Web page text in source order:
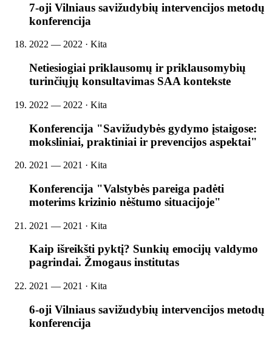
7-oji Vilniaus savižudybių intervencijos metodų
konferencija
2022 — 2022 · Kita
Netiesiogiai priklausomų ir priklausomybių
turinčiųjų konsultavimas SAA kontekste
2022 — 2022 · Kita
Konferencija "Savižudybės gydymo įstaigose:
moksliniai, praktiniai ir prevencijos aspektai"
2021 — 2021 · Kita
Konferencija "Valstybės pareiga padėti
moterims krizinio nėštumo situacijoje"
2021 — 2021 · Kita
Kaip išreikšti pyktį? Sunkių emocijų valdymo
pagrindai. Žmogaus institutas
2021 — 2021 · Kita
6-oji Vilniaus savižudybių intervencijos metodų
konferencija